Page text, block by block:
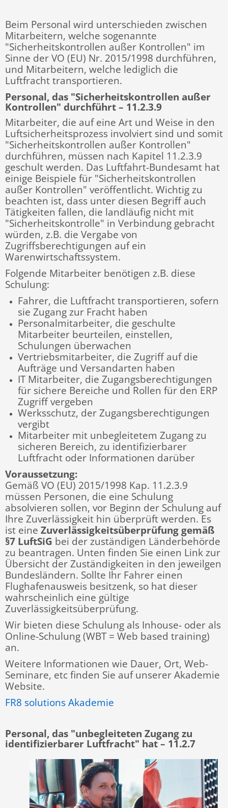
Beim Personal wird unterschieden zwischen
Mitarbeitern, welche sogenannte
"Sicherheitskontrollen außer Kontrollen" im
Sinne der VO (EU) Nr. 2015/1998 durchführen,
und Mitarbeitern, welche lediglich die
Luftfracht transportieren.
Personal, das "Sicherheitskontrollen außer
Kontrollen" durchführt – 11.2.3.9
Mitarbeiter, die auf eine Art und Weise in den
Luftsicherheitsprozess involviert sind und somit
"Sicherheitskontrollen außer Kontrollen"
durchführen, müssen nach Kapitel 11.2.3.9
geschult werden. Das Luftfahrt-Bundesamt hat
einige Beispiele für "Sicherheitskontrollen
außer Kontrollen" veröffentlicht. Wichtig zu
beachten ist, dass unter diesen Begriff auch
Tätigkeiten fallen, die landläufig nicht mit
"Sicherheitskontrolle" in Verbindung gebracht
würden, z.B. die Vergabe von
Zugriffsberechtigungen auf ein
Warenwirtschaftssystem.
Folgende Mitarbeiter benötigen z.B. diese
Schulung:
Fahrer, die Luftfracht transportieren, sofern
sie Zugang zur Fracht haben
Personalmitarbeiter, die geschulte
Mitarbeiter beurteilen, einstellen,
Schulungen überwachen
Vertriebsmitarbeiter, die Zugriff auf die
Aufträge und Versandarten haben
IT Mitarbeiter, die Zugangsberechtigungen
für sichere Bereiche und Rollen für den ERP
Zugriff vergeben
Werksschutz, der Zugangsberechtigungen
vergibt
Mitarbeiter mit unbegleitetem Zugang zu
sicheren Bereich, zu identifizierbarer
Luftfracht oder Informationen darüber
Voraussetzung:
Gemäß VO (EU) 2015/1998 Kap. 11.2.3.9
müssen Personen, die eine Schulung
absolvieren sollen, vor Beginn der Schulung auf
Ihre Zuverlässigkeit hin überprüft werden. Es
ist eine Zuverlässigkeitsüberprüfung gemäß
§7 LuftSiG bei der zuständigen Länderbehörde
zu beantragen. Unten finden Sie einen Link zur
Übersicht der Zuständigkeiten in den jeweilgen
Bundesländern. Sollte Ihr Fahrer einen
Flughafenausweis besitzenk, so hat dieser
wahrscheinlich eine gültige
Zuverlässigkeitsüberprüfung.
Wir bieten diese Schulung als Inhouse- oder als
Online-Schulung (WBT = Web based training)
an.
Weitere Informationen wie Dauer, Ort, Web-
Seminare, etc finden Sie auf unserer Akademie
Website.
FR8 solutions Akademie
Personal, das "unbegleiteten Zugang zu
identifizierbarer Luftfracht" hat– 11.2.7